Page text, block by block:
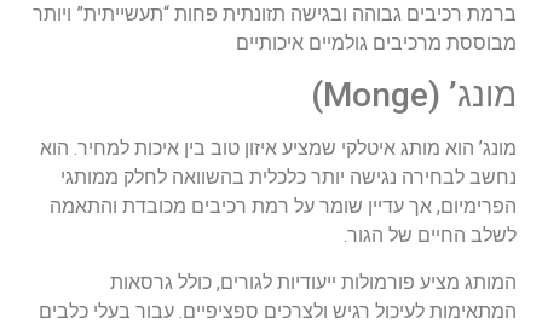
ברמת רכיבים גבוהה ובגישה תזונתית פחות “תעשייתית” ויותר
מבוססת מרכיבים גולמיים איכותיים
מונג’ (Monge)
מונג’ הוא מותג איטלקי שמציע איזון טוב בין איכות למחיר. הוא
נחשב לבחירה נגישה יותר כלכלית בהשוואה לחלק ממותגי
הפרימיום, אך עדיין שומר על רמת רכיבים מכובדת והתאמה
לשלב החיים של הגור.
המותג מציע פורמולות ייעודיות לגורים, כולל גרסאות
המתאימות לעיכול רגיש ולצרכים ספציפיים. עבור בעלי כלבים